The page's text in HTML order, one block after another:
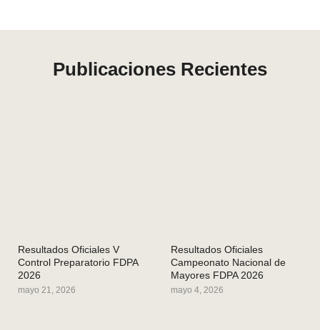
Publicaciones Recientes
Resultados Oficiales V
Control Preparatorio FDPA
2026
mayo 21, 2026
Resultados Oficiales
Campeonato Nacional de
Mayores FDPA 2026
mayo 4, 2026